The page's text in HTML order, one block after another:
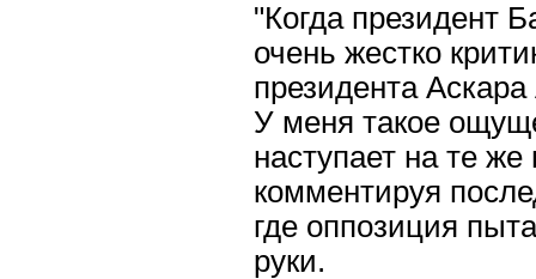
"Когда президент
очень жестко
президента
У меня такое
наступает на те
комментируя
где оппозиция
руки.